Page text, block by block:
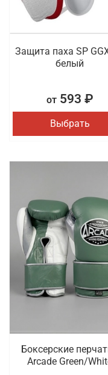
Защита паха SP
белый
от593 ₽
Выбрать
Боксерские
Arcade Green/